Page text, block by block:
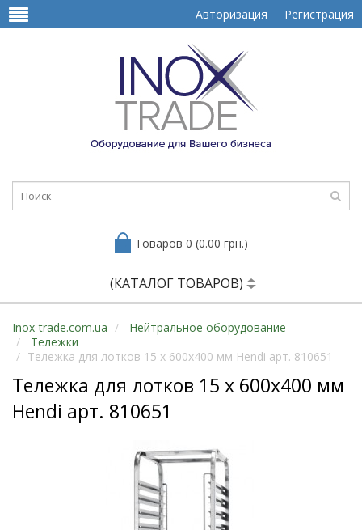
Авторизация Регистрация
Товаров 0 (0.00 грн.)
(КАТАЛОГ ТОВАРОВ)
Inox-trade.com.ua
Нейтральное оборудование
Тележки
Тележка для лотков 15 x 600x400 мм Hendi арт. 810651
Тележка для лотков 15 x 600x400 мм
Hendi арт. 810651